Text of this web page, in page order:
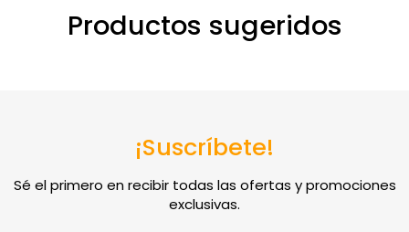
Productos sugeridos